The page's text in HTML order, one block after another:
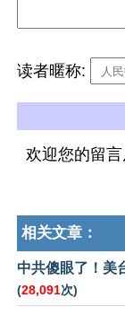
读者暱称:
欢迎您的留言
相关文章：
中共傻眼了！美
(28,091次)